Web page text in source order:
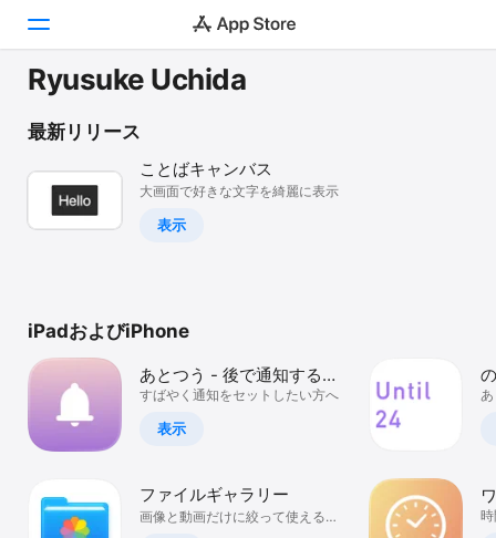
アプリ
プラットフォーム
iPhone
iPad
Watch
Ryusuke Uchida
最新リリース
ことばキャンバス
大画面で好きな文字を綺麗に表示
表示
iPadおよびiPhone
あとつう - 後で通知するア
プリ
すばやく通知をセットしたい方へ
表示
ファイルギャラリー
画像と動画だけに絞って使えるフ
ー